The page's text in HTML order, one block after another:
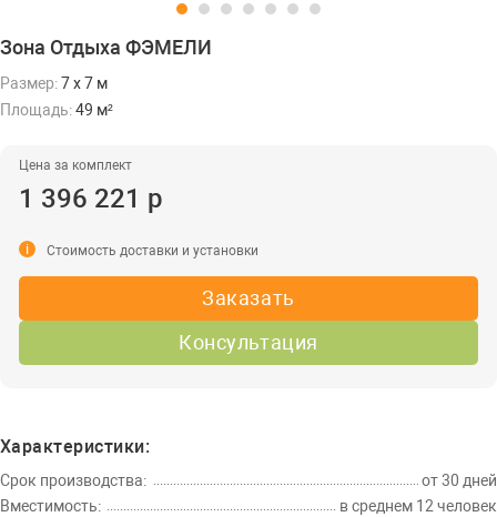
Зона Отдыха ФЭМЕЛИ
Размер:7 х 7 м
Площадь:49 м²
Цена за комплект
1 396 221 р
Заказать
Консультация
i Стоимость доставки и установки
Характеристики:
Срок производства:
от 30 дней
Вместимость:
в среднем 12 человек